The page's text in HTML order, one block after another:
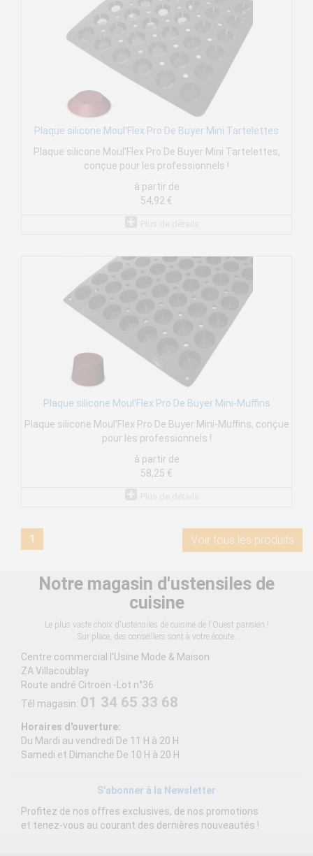
Plaque silicone Moul'Flex Pro De Buyer Mini Tartelettes
Plaque silicone Moul'Flex Pro De Buyer Mini Tartelettes,
conçue pour les professionnels !
à partir de
54,92 €
Plaque silicone Moul'Flex Pro De Buyer Mini-Muffins
Plaque silicone Moul'Flex Pro De Buyer Mini-Muffins, conçue
pour les professionnels !
à partir de
58,25 €
1 Voir tous les produits
Notre magasin d'ustensiles de
cuisine
Le plus vaste choix d'ustensiles de cuisine de l'Ouest parisien !
Sur place, des conseillers sont à votre écoute.
Centre commercial l'Usine Mode & Maison
ZA Villacoublay
Route andré Citroën -Lot n°36
Tél magasin: 01 34 65 33 68
Horaires d'ouverture:
Du Mardi au vendredi De 11 H à 20 H
Samedi et Dimanche De 10 H à 20 H
S'abonner à la Newsletter
Profitez de nos offres exclusives, de nos promotions
et tenez-vous au courant des dernières nouveautés !